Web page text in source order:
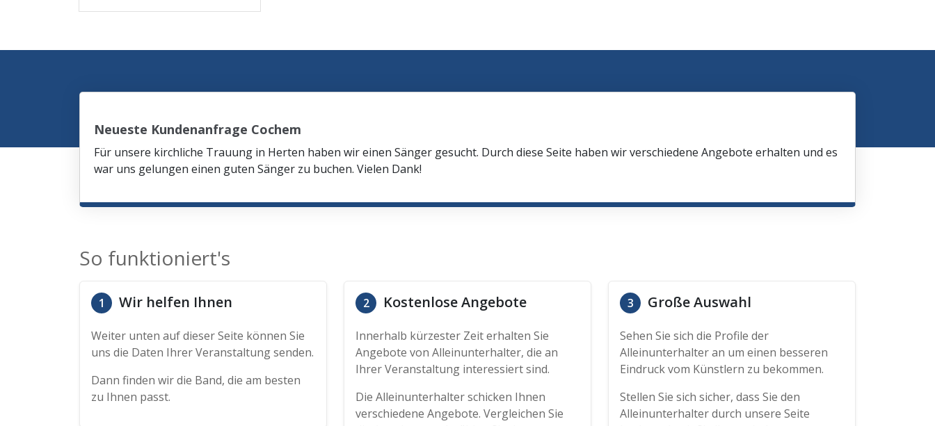
Neueste Kundenanfrage Cochem
Für unsere kirchliche Trauung in Herten haben wir einen Sänger gesucht. Durch diese Seite haben wir verschiedene Angebote erhalten und es
war uns gelungen einen guten Sänger zu buchen. Vielen Dank!
So funktioniert's
1 Wir helfen Ihnen
Weiter unten auf dieser Seite können Sie
uns die Daten Ihrer Veranstaltung senden.
Dann finden wir die Band, die am besten
zu Ihnen passt.
2 Kostenlose Angebote
Innerhalb kürzester Zeit erhalten Sie
Angebote von Alleinunterhalter, die an
Ihrer Veranstaltung interessiert sind.
Die Alleinunterhalter schicken Ihnen
verschiedene Angebote. Vergleichen Sie
3 Große Auswahl
Sehen Sie sich die Profile der
Alleinunterhalter an um einen besseren
Eindruck vom Künstlern zu bekommen.
Stellen Sie sich sicher, dass Sie den
Alleinunterhalter durch unsere Seite